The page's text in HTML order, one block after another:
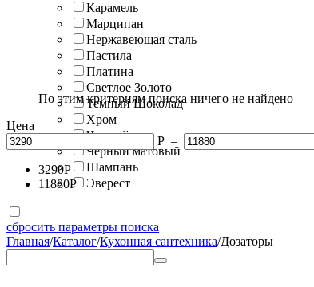
Карамель
Марципан
Нержавеющая сталь
Пастила
Платина
Светлое Золото
Темный Шоколад
Хром
Черный
Черный матовый
Шампань
Эверест
По этим критериям поиска ничего не найдено
Цена
Р –
3290Р
11880Р
сбросить параметры поиска
Главная/Каталог/Кухонная сантехника/Дозаторы